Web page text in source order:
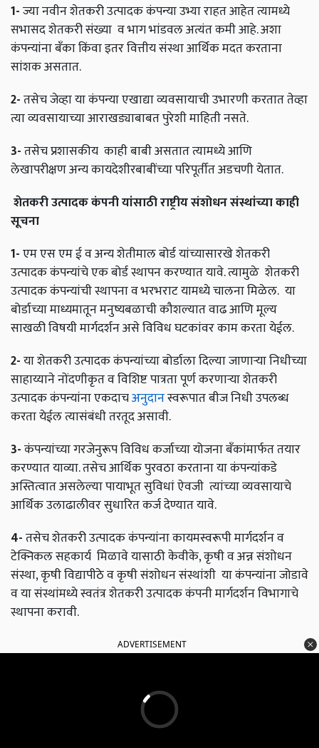
1-ज्या नवीन शेतकरी उत्पादक कंपन्या उभ्या राहत आहेत त्यामध्ये
सभासद शेतकरी संख्या व भाग भांडवल अत्यंत कमी आहे. अशा
कंपन्यांना बँका किंवा इतर वित्तीय संस्था आर्थिक मदत करताना
सांशक असतात.
2-तसेच जेव्हा या कंपन्या एखाद्या व्यवसायाची उभारणी करतात तेव्हा
त्या व्यवसायाच्या आराखड्याबाबत पुरेशी माहिती नसते.
3-तसेच प्रशासकीय काही बाबी असतात त्यामध्ये आणि
लेखापरीक्षण अन्य कायदेशीरबाबींच्या परिपूर्तीत अडचणी येतात.
शेतकरीउत्पादककंपनीयांसाठीराष्ट्रीयसंशोधनसंस्थांच्याकाही
सूचना
1-एम एस एम ई व अन्य शेतीमाल बोर्ड यांच्यासारखे शेतकरी
उत्पादक कंपन्यांचे एक बोर्ड स्थापन करण्यात यावे. त्यामुळे शेतकरी
उत्पादक कंपन्यांची स्थापना व भरभराट यामध्ये चालना मिळेल. या
बोर्डाच्या माध्यमातून मनुष्यबळाची कौशल्यात वाढ आणि मूल्य
साखळी विषयी मार्गदर्शन असे विविध घटकांवर काम करता येईल.
2-या शेतकरी उत्पादक कंपन्यांच्या बोर्डाला दिल्या जाणाऱ्या निधीच्या
साहाय्याने नोंदणीकृत व विशिष्ट पात्रता पूर्ण करणाऱ्या शेतकरी
उत्पादक कंपन्यांना एकदाचअनुदानस्वरूपात बीज निधी उपलब्ध
करता येईल त्यासंबंधी तरतूद असावी.
3-कंपन्यांच्या गरजेनुरूप विविध कर्जाच्या योजना बँकांमार्फत तयार
करण्यात याव्या. तसेच आर्थिक पुरवठा करताना या कंपन्यांकडे
अस्तित्वात असलेल्या पायाभूत सुविधां ऐवजी त्यांच्या व्यवसायाचे
आर्थिक उलाढालीवर सुधारित कर्ज देण्यात यावे.
4-तसेच शेतकरी उत्पादक कंपन्यांना कायमस्वरूपी मार्गदर्शन व
टेक्निकल सहकार्य मिळावे यासाठी केवीके, कृषी व अन्न संशोधन
संस्था, कृषी विद्यापीठे व कृषी संशोधन संस्थांशी या कंपन्यांना जोडावे
व या संस्थांमध्ये स्वतंत्र शेतकरी उत्पादक कंपनी मार्गदर्शन विभागाचे
स्थापना करावी.
ADVERTISEMENT